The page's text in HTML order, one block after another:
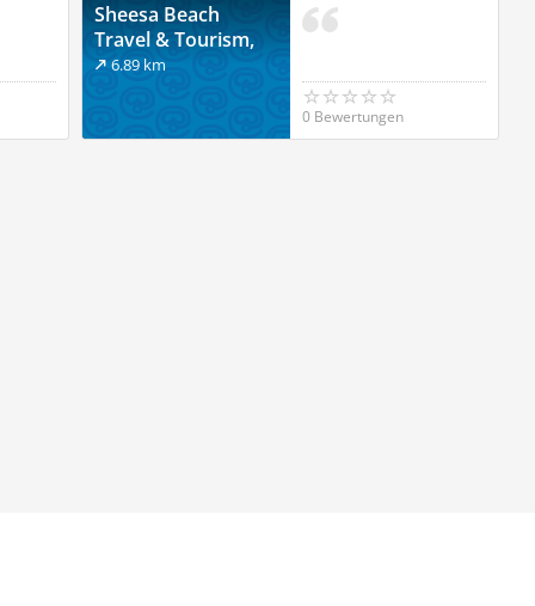
Sheesa Beach
Travel & Tourism,
Dibba
6.89 km
0 Bewertungen